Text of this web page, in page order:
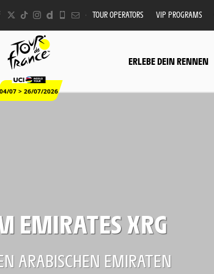
TOUR OPERATORS VIP PROGRAMS
07 > 26/07/2026
ERLEBE DEIN RENNEN
EMIRATES XRG
ARABISCHEN EMIRATEN